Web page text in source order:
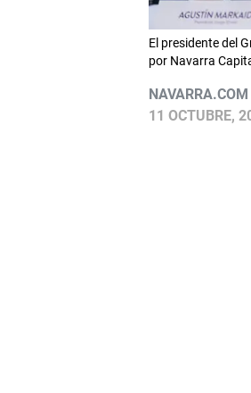
El presidente del
por Navarra
NAVARRA.COM
11 OCTUBRE,